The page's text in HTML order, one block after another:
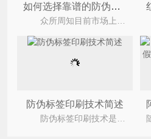
如何选择靠谱的防伪公司？
防伪标签印刷技术简述